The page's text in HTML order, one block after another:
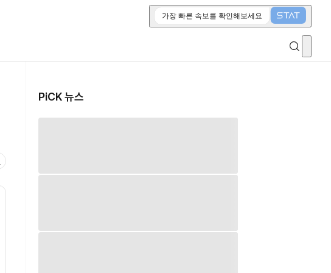
가장 빠른 속보를 확인해보세요
PiCK 뉴스